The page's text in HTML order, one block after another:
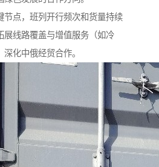
节点，班列开行频次和货量持续
展线路覆盖与增值服务（如冷
化中俄经贸合作。